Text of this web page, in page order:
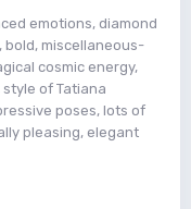
emotions, diamond
bold, miscellaneous-
cosmic energy,
of Tatiana
poses, lots of
pleasing, elegant